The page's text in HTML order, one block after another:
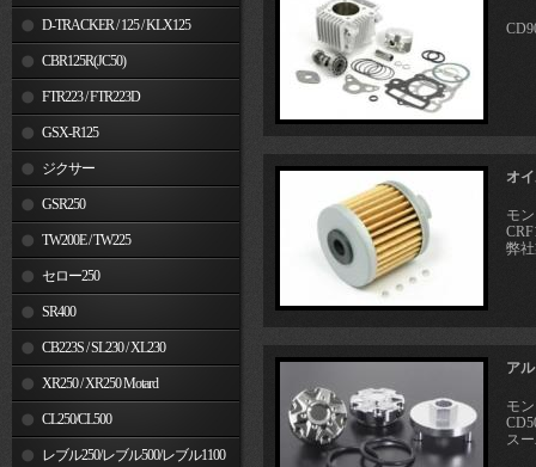
D-TRACKER / 125 / KLX125
CBR125R(JC50)
FTR223 / FTR223D
GSX-R125
ジクサー
GSR250
TW200E / TW225
セロー250
SR400
CB223S / SL230 / XL230
XR250 / XR250 Motard
CL250/CL500
レブル250/レブル500/レブル1100
オ
モ
弊
ア
モ
ス